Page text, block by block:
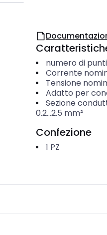
numero di
Corrente
Tensione
Adatto per
Sezione
0.2...2.5 mm²
Confezione
1 PZ